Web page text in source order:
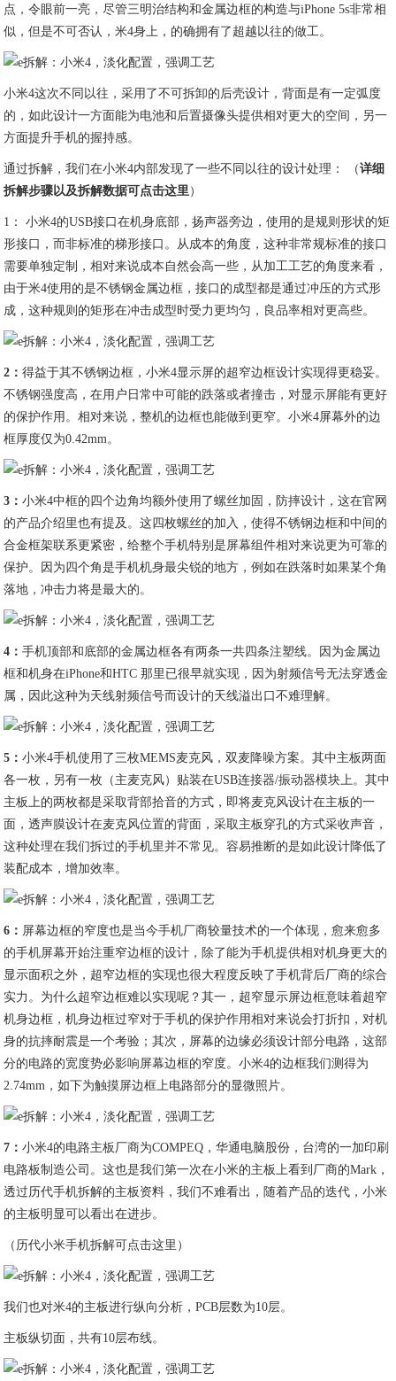
点，令眼前一亮，尽管三明治结构和金属边框的构造与iPhone 5s非常相
似，但是不可否认，米4身上，的确拥有了超越以往的做工。
小米4这次不同以往，采用了不可拆卸的后壳设计，背面是有一定弧度
的，如此设计一方面能为电池和后置摄像头提供相对更大的空间，另一
方面提升手机的握持感。
通过拆解，我们在小米4内部发现了一些不同以往的设计处理： （详细
拆解步骤以及拆解数据可点击这里）
1： 小米4的USB接口在机身底部，扬声器旁边，使用的是规则形状的矩
形接口，而非标准的梯形接口。从成本的角度，这种非常规标准的接口
需要单独定制，相对来说成本自然会高一些，从加工工艺的角度来看，
由于米4使用的是不锈钢金属边框，接口的成型都是通过冲压的方式形
成，这种规则的矩形在冲击成型时受力更均匀，良品率相对更高些。
2 ：得益于其不锈钢边框，小米4显示屏的超窄边框设计实现得更稳妥。
不锈钢强度高，在用户日常中可能的跌落或者撞击，对显示屏能有更好
的保护作用。相对来说，整机的边框也能做到更窄。小米4屏幕外的边
框厚度仅为0.42mm。
3 ：小米4中框的四个边角均额外使用了螺丝加固，防摔设计，这在官网
的产品介绍里也有提及。这四枚螺丝的加入，使得不锈钢边框和中间的
合金框架联系更紧密，给整个手机特别是屏幕组件相对来说更为可靠的
保护。因为四个角是手机机身最尖锐的地方，例如在跌落时如果某个角
落地，冲击力将是最大的。
4 ：手机顶部和底部的金属边框各有两条一共四条注塑线。因为金属边
框和机身在iPhone和HTC 那里已很早就实现，因为射频信号无法穿透金
属，因此这种为天线射频信号而设计的天线溢出口不难理解。
5 ：小米4手机使用了三枚MEMS麦克风，双麦降噪方案。其中主板两面
各一枚，另有一枚（主麦克风）贴装在USB连接器/振动器模块上。其中
主板上的两枚都是采取背部拾音的方式，即将麦克风设计在主板的一
面，透声膜设计在麦克风位置的背面，采取主板穿孔的方式采收声音，
这种处理在我们拆过的手机里并不常见。容易推断的是如此设计降低了
装配成本，增加效率。
6 ： 屏幕边框的窄度也是当今手机厂商较量技术的一个体现，愈来愈多
的手机屏幕开始注重窄边框的设计，除了能为手机提供相对机身更大的
显示面积之外，超窄边框的实现也很大程度反映了手机背后厂商的综合
实力。为什么超窄边框难以实现呢？其一，超窄显示屏边框意味着超窄
机身边框，机身边框过窄对于手机的保护作用相对来说会打折扣，对机
身的抗摔耐震是一个考验；其次，屏幕的边缘必须设计部分电路，这部
分的电路的宽度势必影响屏幕边框的窄度。小米4的边框我们测得为
2.74mm，如下为触摸屏边框上电路部分的显微照片。
7 ：小米4的电路主板厂商为COMPEQ，华通电脑股份，台湾的一加印刷
电路板制造公司。这也是我们第一次在小米的主板上看到厂商的Mark，
透过历代手机拆解的主板资料，我们不难看出，随着产品的迭代，小米
的主板明显可以看出在进步。
（历代小米手机拆解可点击这里）
我们也对米4的主板进行纵向分析，PCB层数为10层。
主板纵切面，共有10层布线。